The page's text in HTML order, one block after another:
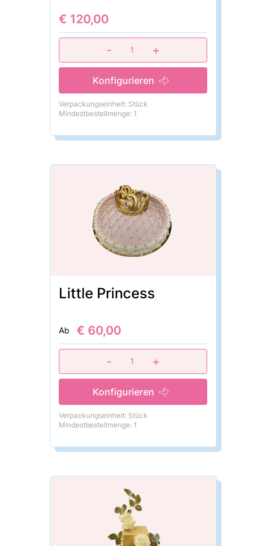
€ 120,00
- 1 +
Konfigurieren
Verpackungseinheit: Stück
Mindestbestellmenge: 1
Little Princess
Ab € 60,00
- 1 +
Konfigurieren
Verpackungseinheit: Stück
Mindestbestellmenge: 1